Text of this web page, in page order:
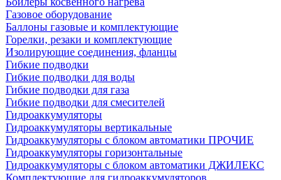
Газовое оборудование
Баллоны газовые и комплектующие
Горелки, резаки и комплектующие
Изолирующие соединения, фланцы
Гибкие подводки
Гибкие подводки для воды
Гибкие подводки для газа
Гибкие подводки для смесителей
Гидроаккумуляторы
Гидроаккумуляторы вертикальные
Гидроаккумуляторы с блоком автоматики ПРОЧИЕ
Гидроаккумуляторы горизонтальные
Гидроаккумуляторы с блоком автоматики ДЖИЛЕКС
Комплектующие для гидроаккумуляторов